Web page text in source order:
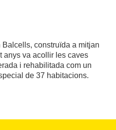
construïda a mitjan
anys va acollir les caves
i rehabilitada com un
de 37 habitacions.